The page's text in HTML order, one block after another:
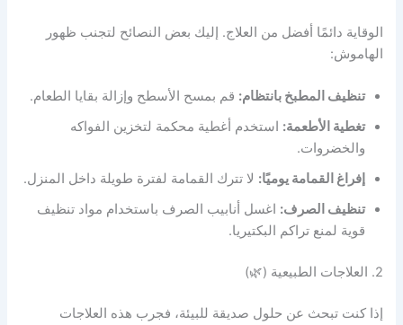
الوقاية دائمًا أفضل من العلاج. إليك بعض النصائح لتجنب ظهور
الهاموش:
تنظيف المطبخ بانتظام: قم بمسح الأسطح وإزالة بقايا الطعام.
تغطية الأطعمة: استخدم أغطية محكمة لتخزين الفواكه
والخضروات.
إفراغ القمامة يوميًا: لا تترك القمامة لفترة طويلة داخل المنزل.
تنظيف الصرف: اغسل أنابيب الصرف باستخدام مواد تنظيف
قوية لمنع تراكم البكتيريا.
2. العلاجات الطبيعية (🌿)
إذا كنت تبحث عن حلول صديقة للبيئة، فجرب هذه العلاجات